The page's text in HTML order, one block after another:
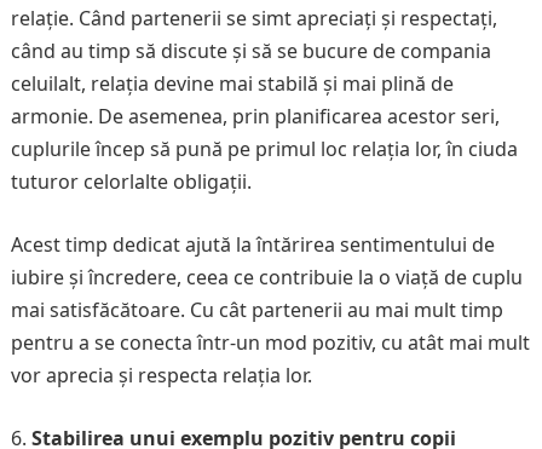
relație. Când partenerii se simt apreciați și respectați,
când au timp să discute și să se bucure de compania
celuilalt, relația devine mai stabilă și mai plină de
armonie. De asemenea, prin planificarea acestor seri,
cuplurile încep să pună pe primul loc relația lor, în ciuda
tuturor celorlalte obligații.
Acest timp dedicat ajută la întărirea sentimentului de
iubire și încredere, ceea ce contribuie la o viață de cuplu
mai satisfăcătoare. Cu cât partenerii au mai mult timp
pentru a se conecta într-un mod pozitiv, cu atât mai mult
vor aprecia și respecta relația lor.
Stabilirea unui exemplu pozitiv pentru copii